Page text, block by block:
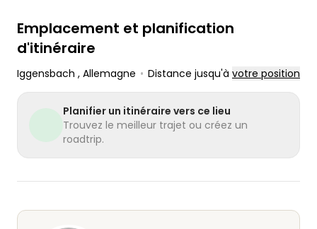
Emplacement et planification
d'itinéraire
Iggensbach , Allemagne • Distance jusqu'à votre position
Planifier un itinéraire vers ce lieu
Trouvez le meilleur trajet ou créez un
roadtrip.